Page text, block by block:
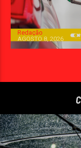
Redação
AGOSTO 8, 2026